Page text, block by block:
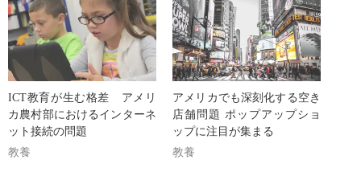
ICT教育が生む格差 アメリ
カ農村部におけるインターネ
ット接続の問題
教養
アメリカでも深刻化する空き
店舗問題 ポップアップショ
ップに注目が集まる
教養